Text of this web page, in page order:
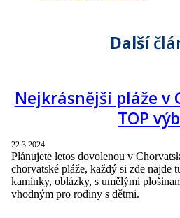
Další
Nejkrásnější pláže v
TOP
22.3.2024
Plánujete letos dovolenou v
chorvatské pláže, každý si zde najde
kamínky, oblázky, s umělými
vhodným pro rodiny s dětmi.